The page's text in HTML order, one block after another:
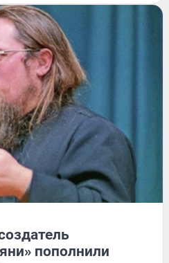
пополнили